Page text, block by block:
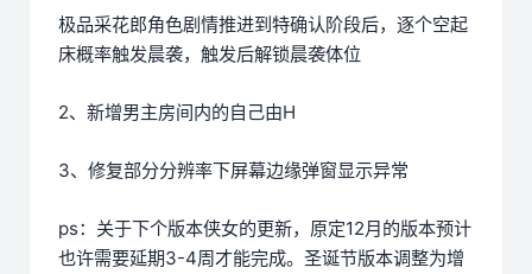
极品采花郎角色剧情推进到特确认阶段后，逐个空起
床概率触发晨袭，触发后解锁晨袭体位
2、新增男主房间内的自己由H
3、修复部分分辨率下屏幕边缘弹窗显示异常
ps：关于下个版本侠女的更新，原定12月的版本预计
也许需要延期3-4周才能完成。圣诞节版本调整为增